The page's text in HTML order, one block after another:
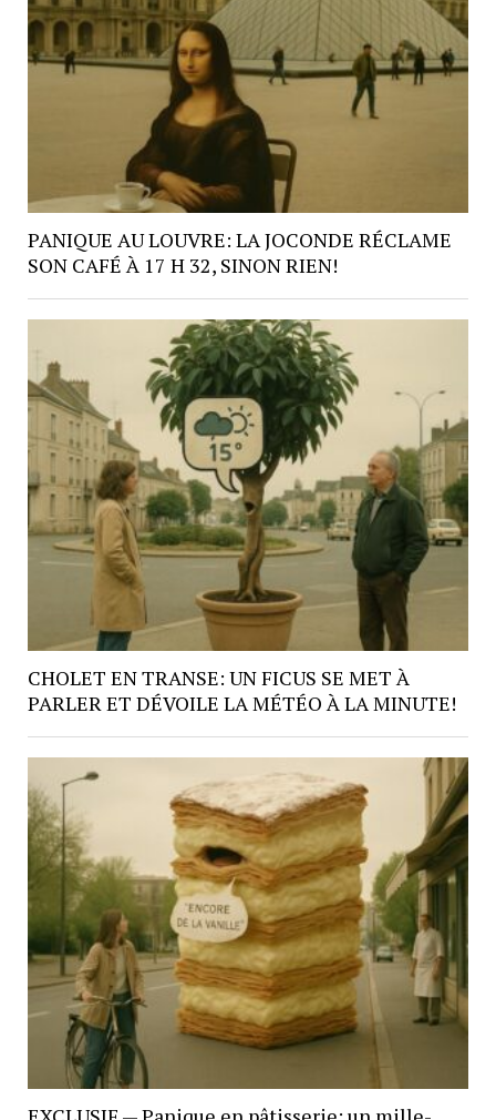
PANIQUE AU LOUVRE: LA JOCONDE RÉCLAME
SON CAFÉ À 17 H 32, SINON RIEN!
CHOLET EN TRANSE: UN FICUS SE MET À
PARLER ET DÉVOILE LA MÉTÉO À LA MINUTE!